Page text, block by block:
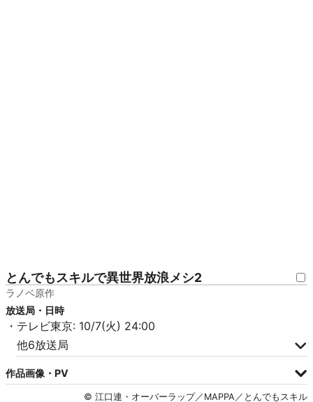
とんでもスキルで異世界放浪メシ2
ラノベ原作
放送局・日時
・テレビ東京: 10/7(火) 24:00
他6放送局
作品画像・PV
© 江口連・オーバーラップ／MAPPA／とんでもスキル